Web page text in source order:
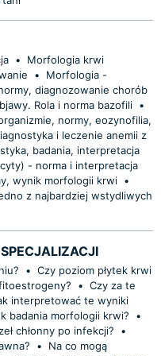
•
Morfologia krwi
•
Morfologia -
diagnozowanie chorób
Rola i norma bazofili •
normy, eozynofilia,
i leczenie anemii z
badania, interpretacja
- norma i interpretacja
wynik morfologii krwi •
z najbardziej wstydliwych
• Czy poziom płytek krwi
• Czy za te
interpretować te wyniki
badania morfologii krwi?
•
chłonny po infekcji?
•
•
Na co mogą